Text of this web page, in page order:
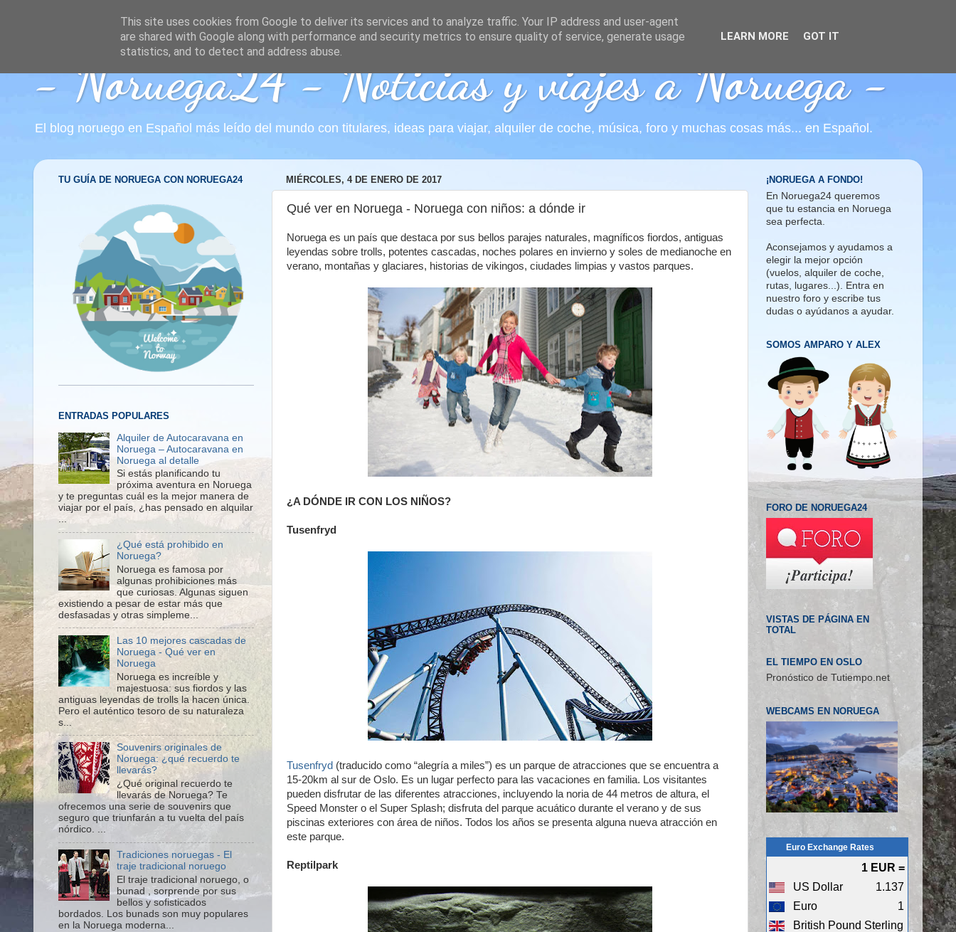
- Noruega24 - Noticias y viajes a Noruega -
El blog noruego en Español más leído del mundo con titulares, ideas para viajar, alquiler de coche, música, foro y muchas cosas más... en Español.
MIÉRCOLES, 4 DE ENERO DE 2017
Qué ver en Noruega - Noruega con niños: a dónde ir
Noruega es un país que destaca por sus bellos parajes naturales, magníficos fiordos, antiguas
leyendas sobre trolls, potentes cascadas, noches polares en invierno y soles de medianoche en
verano, montañas y glaciares, historias de vikingos, ciudades limpias y vastos parques.
¿A DÓNDE IR CON LOS NIÑOS?
Tusenfryd
Tusenfryd (traducido como “alegría a miles”) es un parque de atracciones que se encuentra a
15-20km al sur de Oslo. Es un lugar perfecto para las vacaciones en familia. Los visitantes
pueden disfrutar de las diferentes atracciones, incluyendo la noria de 44 metros de altura, el
Speed Monster o el Super Splash; disfruta del parque acuático durante el verano y de sus
piscinas exteriores con área de niños. Todos los años se presenta alguna nueva atracción en
este parque.
Reptilpark
TU GUÍA DE NORUEGA CON NORUEGA24
ENTRADAS POPULARES
Alquiler de Autocaravana en
Noruega – Autocaravana en
Noruega al detalle
Si estás planificando tu
próxima aventura en Noruega
y te preguntas cuál es la mejor manera de
viajar por el país, ¿has pensado en alquilar
...
¿Qué está prohibido en
Noruega?
Noruega es famosa por
algunas prohibiciones más
que curiosas. Algunas siguen
existiendo a pesar de estar más que
desfasadas y otras simpleme...
Las 10 mejores cascadas de
Noruega - Qué ver en
Noruega
Noruega es increíble y
majestuosa: sus fiordos y las
antiguas leyendas de trolls la hacen única.
Pero el auténtico tesoro de su naturaleza
s...
Souvenirs originales de
Noruega: ¿qué recuerdo te
llevarás?
¿Qué original recuerdo te
llevarás de Noruega? Te
ofrecemos una serie de souvenirs que
seguro que triunfarán a tu vuelta del país
nórdico. ...
Tradiciones noruegas - El
traje tradicional noruego
El traje tradicional noruego, o
bunad , sorprende por sus
bellos y sofisticados
bordados. Los bunads son muy populares
en la Noruega moderna...
¡NORUEGA A FONDO!
En Noruega24 queremos
que tu estancia en Noruega
sea perfecta.
Aconsejamos y ayudamos a
elegir la mejor opción
(vuelos, alquiler de coche,
rutas, lugares...). Entra en
nuestro foro y escribe tus
dudas o ayúdanos a ayudar.
SOMOS AMPARO Y ALEX
FORO DE NORUEGA24
VISTAS DE PÁGINA EN
TOTAL
EL TIEMPO EN OSLO
Pronóstico de Tutiempo.net
WEBCAMS EN NORUEGA
Euro Exchange Rates
1 EUR =
US Dollar
1.137
Euro
1
British Pound Sterling
This site uses cookies from Google to deliver its services and to analyze traffic. Your IP address and user-agent
are shared with Google along with performance and security metrics to ensure quality of service, generate usage
statistics, and to detect and address abuse.
LEARN MORE GOT IT